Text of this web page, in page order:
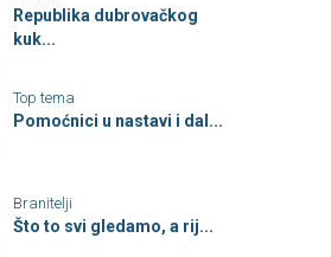
Republika dubrovačkog
kuk...
Top tema
Pomoćnici u nastavi i dal...
Branitelji
Što to svi gledamo, a rij...